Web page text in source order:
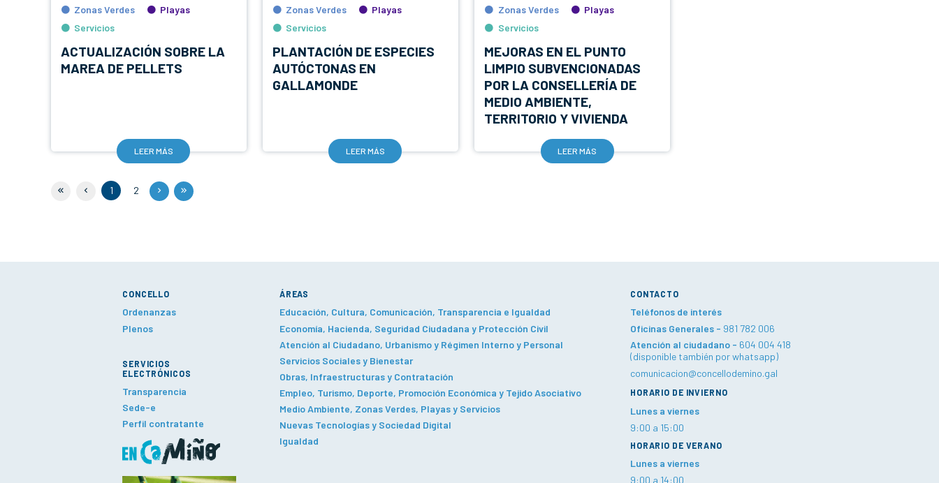
Zonas Verdes
Playas
Servicios
ACTUALIZACIÓN SOBRE LA
MAREA DE PELLETS
LEER MÁS
Zonas Verdes
Playas
Servicios
PLANTACIÓN DE ESPECIES
AUTÓCTONAS EN
GALLAMONDE
LEER MÁS
Zonas Verdes
Playas
Servicios
MEJORAS EN EL PUNTO
LIMPIO SUBVENCIONADAS
POR LA CONSELLERÍA DE
MEDIO AMBIENTE,
TERRITORIO Y VIVIENDA
LEER MÁS
1 2
CONCELLO
Ordenanzas
Plenos
SERVICIOS
ELECTRÓNICOS
Transparencia
Sede-e
Perfil contratante
ÁREAS
Educación, Cultura, Comunicación, Transparencia e Igualdad
Economía, Hacienda, Seguridad Ciudadana y Protección Civil
Atención al Ciudadano, Urbanismo y Régimen Interno y Personal
Servicios Sociales y Bienestar
Obras, Infraestructuras y Contratación
Empleo, Turismo, Deporte, Promoción Económica y Tejido Asociativo
Medio Ambiente, Zonas Verdes, Playas y Servicios
Nuevas Tecnologías y Sociedad Digital
Igualdad
CONTACTO
Teléfonos de interés
Oficinas Generales - 981 782 006
Atención al ciudadano - 604 004 418
(disponible también por whatsapp)
comunicacion@concellodemino.gal
HORARIO DE INVIERNO
Lunes a viernes
9:00 a 15:00
HORARIO DE VERANO
Lunes a viernes
9:00 a 14:00